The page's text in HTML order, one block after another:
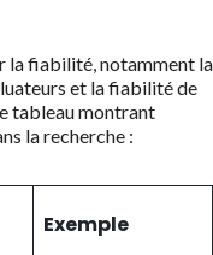
la fiabilité, notamment la
et la fiabilité de
tableau montrant
la recherche :
Exemple